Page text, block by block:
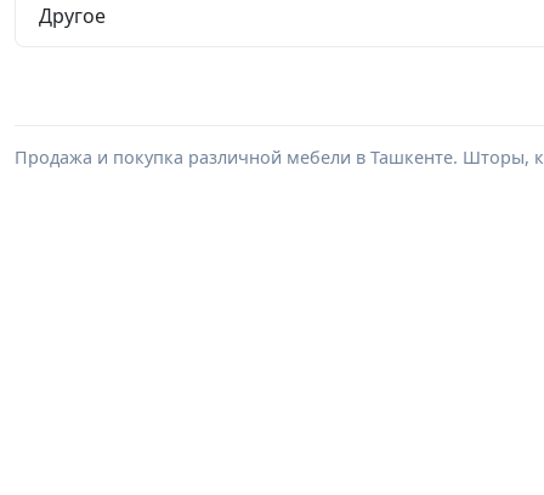
Другое
Продажа и покупка различной мебели в Ташкенте. Шторы,